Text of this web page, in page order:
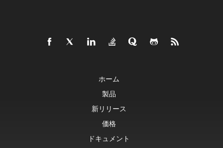
ホーム
製品
新リリース
価格
ドキュメント